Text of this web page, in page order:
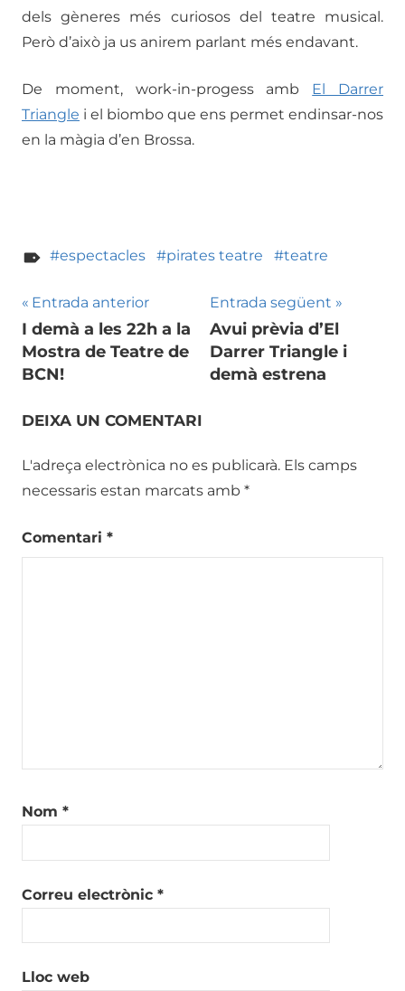
dels gèneres més curiosos del teatre musical.
Però d’això ja us anirem parlant més endavant.
De moment, work-in-progess amb El Darrer
Triangle i el biombo que ens permet endinsar-nos
en la màgia d’en Brossa.
espectacles pirates teatre teatre
Navegació
d'entrades
Entrada anterior
I demà a les 22h a la
Mostra de Teatre de
BCN!
Entrada següent
Avui prèvia d’El
Darrer Triangle i
demà estrena
DEIXA UN COMENTARI
L'adreça electrònica no es publicarà. Els camps
necessaris estan marcats amb *
Comentari *
Nom *
Correu electrònic *
Lloc web